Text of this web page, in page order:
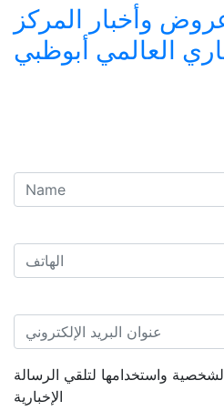
وأخبار المركز
العالمي أبوظبي
واستخدامها لتلقي الرسالة
الإخبارية